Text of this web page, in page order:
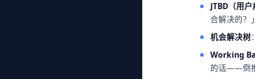
JTBD（用户
合解决的？」
机会解决树
Working
的话——倒